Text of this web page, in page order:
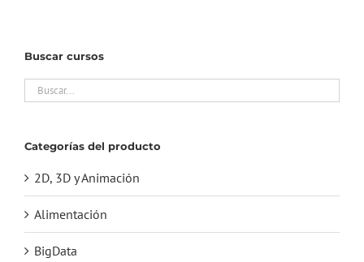
Buscar cursos
Categorías del producto
2D, 3D y Animación
Alimentación
BigData